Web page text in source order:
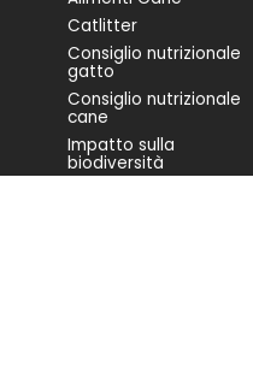
Catlitter
Consiglio nutrizionale
gatto
Consiglio nutrizionale
cane
Impatto sulla
biodiversità